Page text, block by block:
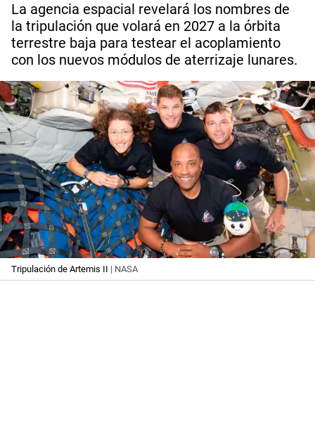
La agencia espacial revelará los nombres de
la tripulación que volará en 2027 a la órbita
terrestre baja para testear el acoplamiento
con los nuevos módulos de aterrizaje lunares.
Tripulación de Artemis II | NASA